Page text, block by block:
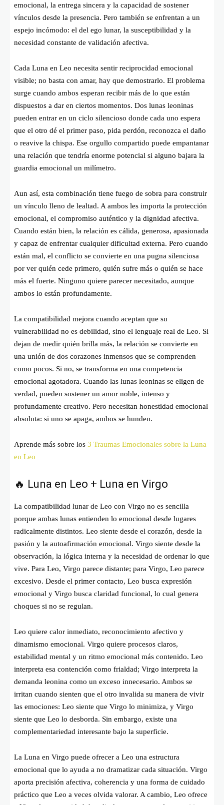
emocional, la entrega sincera y la capacidad de sostener
vínculos desde la presencia. Pero también se enfrentan a un
espejo incómodo: el del ego lunar, la susceptibilidad y la
necesidad constante de validación afectiva.
Cada Luna en Leo necesita sentir reciprocidad emocional
visible; no basta con amar, hay que demostrarlo. El problema
surge cuando ambos esperan recibir más de lo que están
dispuestos a dar en ciertos momentos. Dos lunas leoninas
pueden entrar en un ciclo silencioso donde cada uno espera
que el otro dé el primer paso, pida perdón, reconozca el daño
o reavive la chispa. Ese orgullo compartido puede empantanar
una relación que tendría enorme potencial si alguno bajara la
guardia emocional un milímetro.
Aun así, esta combinación tiene fuego de sobra para construir
un vínculo lleno de lealtad. A ambos les importa la protección
emocional, el compromiso auténtico y la dignidad afectiva.
Cuando están bien, la relación es cálida, generosa, apasionada
y capaz de enfrentar cualquier dificultad externa. Pero cuando
están mal, el conflicto se convierte en una pugna silenciosa
por ver quién cede primero, quién sufre más o quién se hace
más el fuerte. Ninguno quiere parecer necesitado, aunque
ambos lo están profundamente.
La compatibilidad mejora cuando aceptan que su
vulnerabilidad no es debilidad, sino el lenguaje real de Leo. Si
dejan de medir quién brilla más, la relación se convierte en
una unión de dos corazones inmensos que se comprenden
como pocos. Si no, se transforma en una competencia
emocional agotadora. Cuando las lunas leoninas se eligen de
verdad, pueden sostener un amor noble, intenso y
profundamente creativo. Pero necesitan honestidad emocional
absoluta: si uno se apaga, ambos se hunden.
Aprende más sobre los 3 Traumas Emocionales sobre la Luna
en Leo
🔥 Luna en Leo + Luna en Virgo
La compatibilidad lunar de Leo con Virgo no es sencilla
porque ambas lunas entienden lo emocional desde lugares
radicalmente distintos. Leo siente desde el corazón, desde la
pasión y la autoafirmación emocional. Virgo siente desde la
observación, la lógica interna y la necesidad de ordenar lo que
vive. Para Leo, Virgo parece distante; para Virgo, Leo parece
excesivo. Desde el primer contacto, Leo busca expresión
emocional y Virgo busca claridad funcional, lo cual genera
choques si no se regulan.
Leo quiere calor inmediato, reconocimiento afectivo y
dinamismo emocional. Virgo quiere procesos claros,
estabilidad mental y un ritmo emocional más contenido. Leo
interpreta esa contención como frialdad; Virgo interpreta la
demanda leonina como un exceso innecesario. Ambos se
irritan cuando sienten que el otro invalida su manera de vivir
las emociones: Leo siente que Virgo lo minimiza, y Virgo
siente que Leo lo desborda. Sin embargo, existe una
complementariedad interesante bajo la superficie.
La Luna en Virgo puede ofrecer a Leo una estructura
emocional que lo ayuda a no dramatizar cada situación. Virgo
aporta precisión afectiva, coherencia y una forma de cuidado
práctico que Leo a veces olvida valorar. A cambio, Leo ofrece